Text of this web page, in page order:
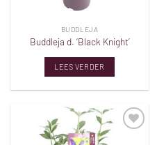
BUDDLEJA
Buddleja d. ‘Black Knight’
LEES VERDER
Toevoegen